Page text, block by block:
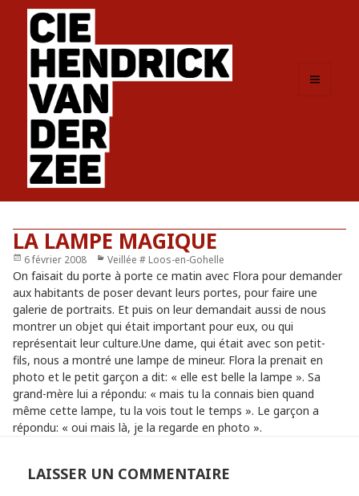
LA LAMPE MAGIQUE
Publié
le
6 février 2008 Catégories
Veillée # Loos-en-Gohelle
On faisait du porte à porte ce matin avec Flora pour demander
aux habitants de poser devant leurs portes, pour faire une
galerie de portraits. Et puis on leur demandait aussi de nous
montrer un objet qui était important pour eux, ou qui
représentait leur culture.Une dame, qui était avec son petit-
fils, nous a montré une lampe de mineur. Flora la prenait en
photo et le petit garçon a dit: « elle est belle la lampe ». Sa
grand-mère lui a répondu: « mais tu la connais bien quand
même cette lampe, tu la vois tout le temps ». Le garçon a
répondu: « oui mais là, je la regarde en photo ».
LAISSER UN COMMENTAIRE